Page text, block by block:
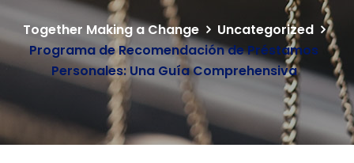
Together Making a Change
Uncategorized
Programa de Recomendación de Préstamos
Personales: Una Guía Comprehensiva